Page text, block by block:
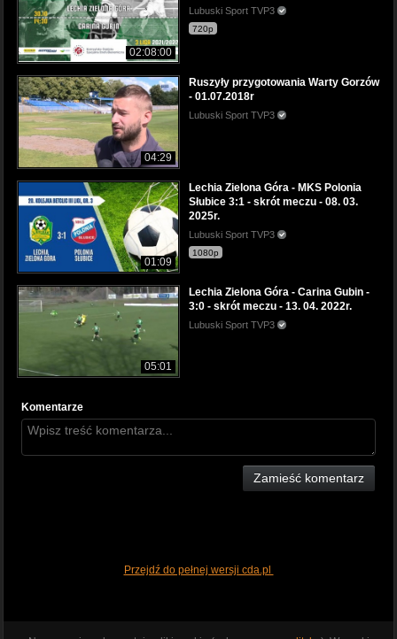
02:08:00
Lubuski Sport TVP3
720p
04:29
Ruszyły przygotowania Warty Gorzów
- 01.07.2018r
Lubuski Sport TVP3
01:09
Lechia Zielona Góra - MKS Polonia
Słubice 3:1 - skrót meczu - 08. 03.
2025r.
Lubuski Sport TVP3
1080p
05:01
Lechia Zielona Góra - Carina Gubin -
3:0 - skrót meczu - 13. 04. 2022r.
Lubuski Sport TVP3
Komentarze
Zamieść komentarz
Przejdź do pełnej wersji cda.pl